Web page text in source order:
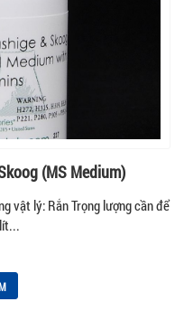
(MS Medium)
vật lý: Rắn Trọng lượng cần để